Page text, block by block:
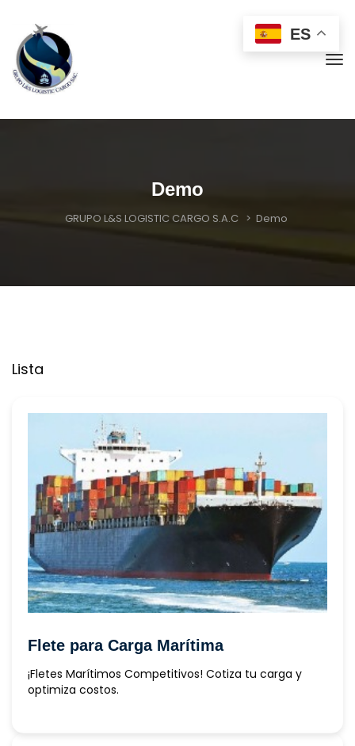
Demo
GRUPO L&S LOGISTIC CARGO S.A.C > Demo
Lista
Flete para Carga Marítima
¡Fletes Marítimos Competitivos! Cotiza tu carga y
optimiza costos.
ES